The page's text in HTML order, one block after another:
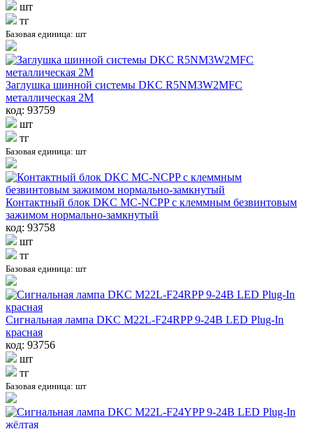
шт
тг
Базовая единица: шт
Заглушка шинной системы DKC R5NM3W2MFC
металлическая 2M
код: 93759
шт
тг
Базовая единица: шт
Контактный блок DKC MC-NCPP с клеммным безвинтовым
зажимом нормально-замкнутый
код: 93758
шт
тг
Базовая единица: шт
Сигнальная лампа DKC M22L-F24RPP 9-24В LED Plug-In
красная
код: 93756
шт
тг
Базовая единица: шт